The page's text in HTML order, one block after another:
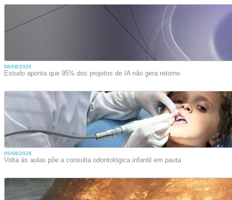
06/08/2026
Estudo aponta que 95% dos projetos de IA não gera retorno
05/08/2026
Volta às aulas põe a consulta odontológica infantil em pauta